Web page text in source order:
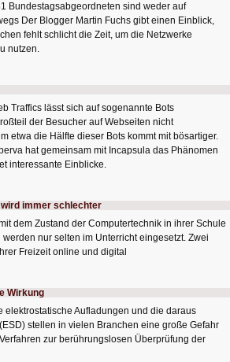
Bundestagsabgeordneten sind weder auf
Der Blogger Martin Fuchs gibt einen Einblick,
fehlt schlicht die Zeit, um die Netzwerke
nutzen.
Traffics lässt sich auf sogenannte Bots
der Besucher auf Webseiten nicht
etwa die Hälfte dieser Bots kommt mit bösartiger.
hat gemeinsam mit Incapsula das Phänomen
interessante Einblicke.
wird immer schlechter
dem Zustand der Computertechnik in ihrer Schule
nur selten im Unterricht eingesetzt. Zwei
Freizeit online und digital
Wirkung
elektrostatische Aufladungen und die daraus
stellen in vielen Branchen eine große Gefahr
zur berührungslosen Überprüfung der